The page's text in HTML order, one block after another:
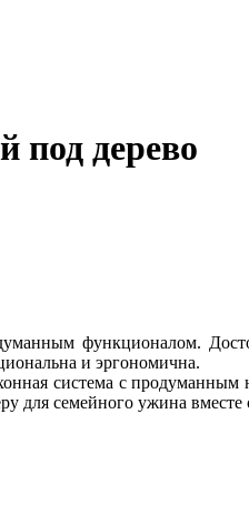
под дерево
функционалом.
и эргономична.
система с
для семейного ужина